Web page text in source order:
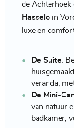
de Achterhoek
Hasselo in
luxe en
De Suite:
veranda,
De Mini-
van natuur
badkamer,